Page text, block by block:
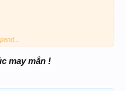
do nhe
may mắn !